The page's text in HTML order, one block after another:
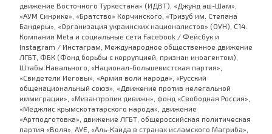
движение Восточного Туркестана» (ИДВТ), «Джунд аш-Шам»,
«АУМ Синрике», «Братство» Корчинского, «Тризуб им. Степана
Бандеры», «Организация украинских националистов» (ОУН), С14.
Компания Meta и социальные сети Facebook / Фейсбук и
Instagram / Инстаграм, Международное общественное движение
ЛГБТ, ФБК (Фонд борьбы с коррупцией, признан иноагентом),
Штабы Навального, «Национал-большевистская партия»,
«Свидетели Иеговы», «Армия воли народа», «Русский
общенациональный союз», «Движение против нелегальной
иммиграции», «Мизантропик дивижн», фонд «Свободная Россия»,
«Меджлис крымскотатарского народа», движение
«Артподготовка», движение ЛГБТ, общероссийская политическая
партия «Воля», АУЕ, «Аль-Каида в странах исламского Магриба»,